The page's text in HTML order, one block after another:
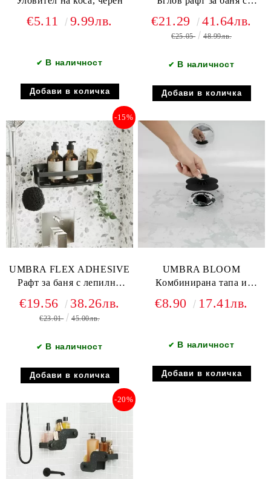
€5.11 9.99лв.
✔ В наличност
€21.29 41.64лв.
€25.05 48.99лв.
✔ В наличност
UMBRA FLEX ADHESIVE
Рафт за баня с лепилни
-15%
€19.56 38.26лв.
€23.01 45.00лв.
✔ В наличност
UMBRA BLOOM
Комбинирана тапа и
душ, черен
€8.90 17.41лв.
✔ В наличност
-20%